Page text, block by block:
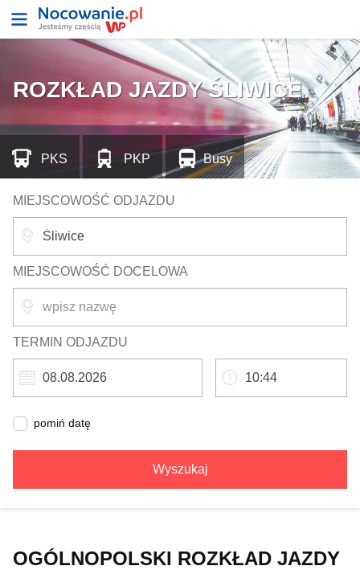
ROZKŁAD JAZDY ŚLIWICE
MIEJSCOWOŚĆ ODJAZDU
MIEJSCOWOŚĆ DOCELOWA
TERMIN ODJAZDU
pomiń datę
Wyszukaj
PKS PKP Busy
OGÓLNOPOLSKI ROZKŁAD JAZDY